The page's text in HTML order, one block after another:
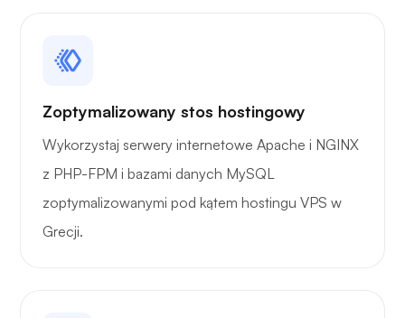
Grafana
Zoptymalizowany stos hostingowy
Wykorzystaj serwery internetowe Apache i NGINX
z PHP-FPM i bazami danych MySQL
zoptymalizowanymi pod kątem hostingu VPS w
Grecji.